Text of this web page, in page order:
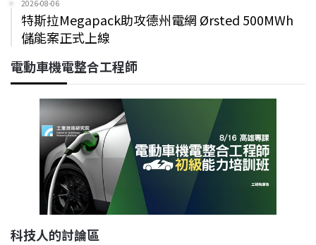
2026-08-06
特斯拉Megapack助攻德州電網 Ørsted 500MWh
儲能案正式上線
電動車機電整合工程師
科技人的討論區